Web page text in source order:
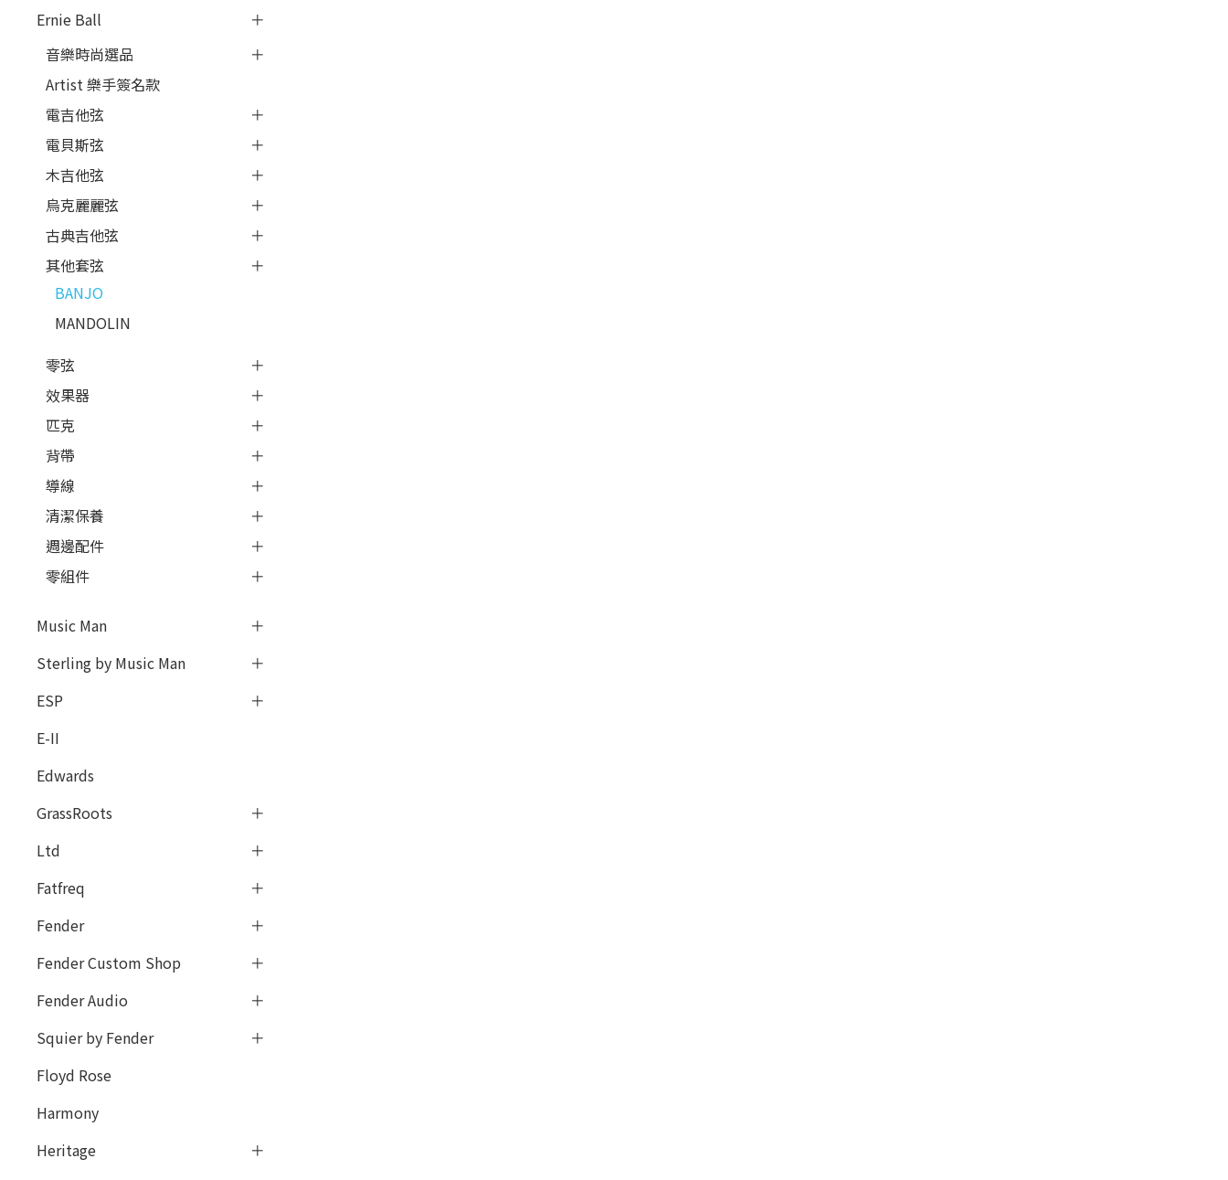
Ernie Ball
音樂時尚選品
Artist 樂手簽名款
電吉他弦
電貝斯弦
木吉他弦
烏克麗麗弦
古典吉他弦
其他套弦
BANJO
MANDOLIN
零弦
效果器
匹克
背帶
導線
清潔保養
週邊配件
零組件
Music Man
Sterling by Music Man
ESP
E-II
Edwards
GrassRoots
Ltd
Fatfreq
Fender
Fender Custom Shop
Fender Audio
Squier by Fender
Floyd Rose
Harmony
Heritage